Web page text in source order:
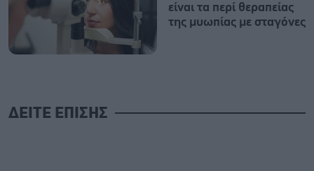
είναι τα περί θεραπείας
της μυωπίας με σταγόνες
ΔΕΙΤΕ ΕΠΙΣΗΣ